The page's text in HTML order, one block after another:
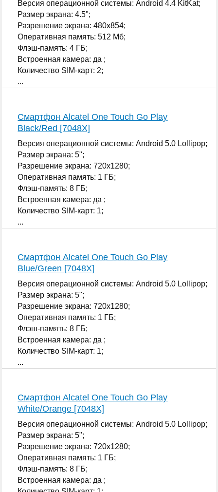
Версия операционной системы: Android 4.4 KitKat;
Размер экрана: 4.5";
Разрешение экрана: 480x854;
Оперативная память: 512 Мб;
Флэш-память: 4 ГБ;
Встроенная камера: да ;
Количество SIM-карт: 2;
...
Смартфон Alcatel One Touch Go Play
Black/Red [7048X]
Версия операционной системы: Android 5.0 Lollipop;
Размер экрана: 5";
Разрешение экрана: 720x1280;
Оперативная память: 1 ГБ;
Флэш-память: 8 ГБ;
Встроенная камера: да ;
Количество SIM-карт: 1;
...
Смартфон Alcatel One Touch Go Play
Blue/Green [7048X]
Версия операционной системы: Android 5.0 Lollipop;
Размер экрана: 5";
Разрешение экрана: 720x1280;
Оперативная память: 1 ГБ;
Флэш-память: 8 ГБ;
Встроенная камера: да ;
Количество SIM-карт: 1;
...
Смартфон Alcatel One Touch Go Play
White/Orange [7048X]
Версия операционной системы: Android 5.0 Lollipop;
Размер экрана: 5";
Разрешение экрана: 720x1280;
Оперативная память: 1 ГБ;
Флэш-память: 8 ГБ;
Встроенная камера: да ;